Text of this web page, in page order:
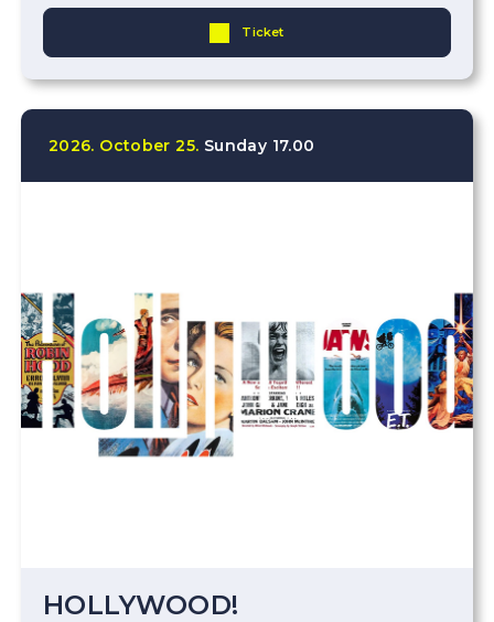
Ticket
2026. October 25. Sunday 17.00
HOLLYWOOD!